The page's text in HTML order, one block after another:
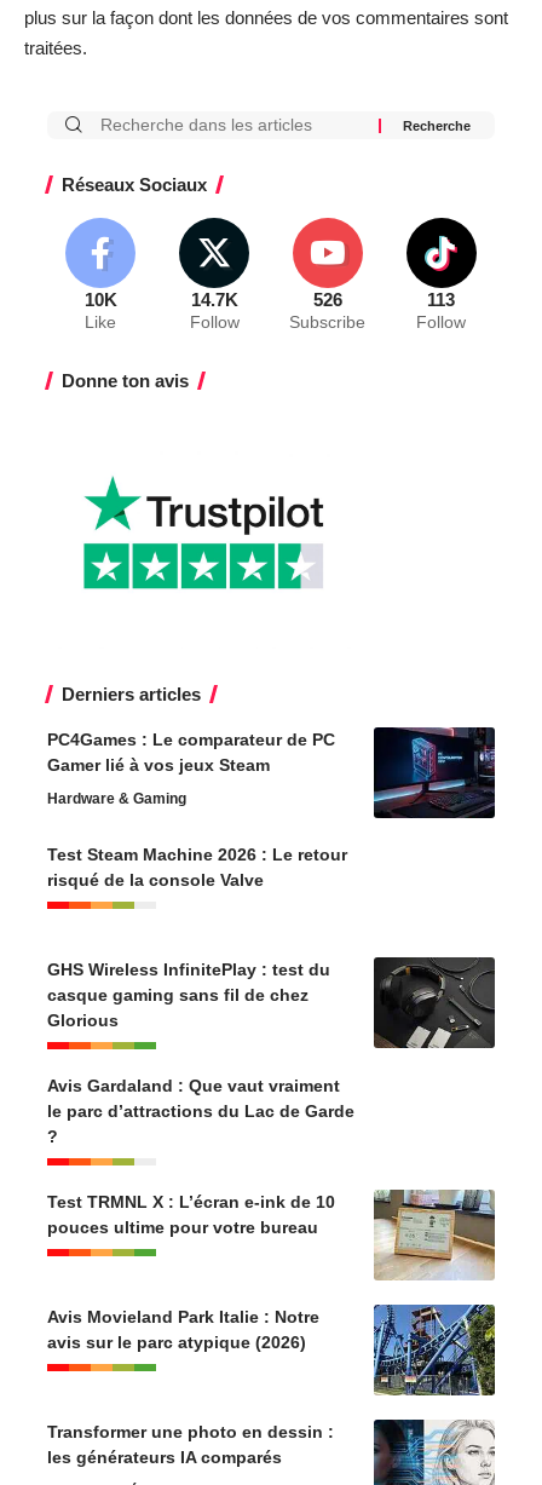
plus sur la façon dont les données de vos commentaires sont
traitées.
Réseaux Sociaux
10K
Like
14.7K
Follow
526
Subscribe
113
Follow
Donne ton avis
Derniers articles
PC4Games : Le comparateur de PC
Gamer lié à vos jeux Steam
Hardware & Gaming
Test Steam Machine 2026 : Le retour
risqué de la console Valve
GHS Wireless InfinitePlay : test du
casque gaming sans fil de chez
Glorious
Avis Gardaland : Que vaut vraiment
le parc d’attractions du Lac de Garde
?
Test TRMNL X : L’écran e-ink de 10
pouces ultime pour votre bureau
Avis Movieland Park Italie : Notre
avis sur le parc atypique (2026)
Transformer une photo en dessin :
les générateurs IA comparés